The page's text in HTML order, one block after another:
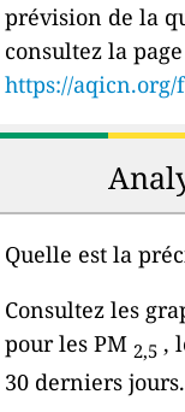
prévision de la
consultez la
https://aqicn.org/
Quelle est la
Consultez les
pour les PM 2,5 ,
30 derniers jours.